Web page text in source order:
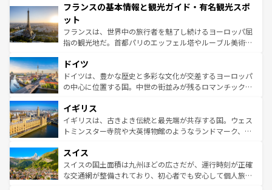
ませてくれるイタリアで、忘れられない旅をしてみよう！
なお、新着のイタリア情報は
しい。
文化が根付くこの国では、情熱的なフラメンコ、熱気あふ
れる闘牛、そして美味しいタパスが生活の一部となってい
る。首都マドリードの洗練された雰囲気や、バルセロナの
アートに溢れた街角から、地方では古代ローマ遺跡や中世
せる。地方によって風土や気候が異なるスペインはその個
性で訪れる人を魅了する。 なお、新着のスペイン情報は コ
ンテンツ一覧を参照してほしい。
フランスの基本情報と観光ガイド・有名観光スポ
ット
フランスは、世界中の旅行者を魅了し続けるヨーロッパ屈
指の観光地だ。首都パリのエッフェル塔やルーブル美術館
で、幅広い魅力が詰まっている。華麗な宮殿、歴史的な大
聖堂、美しいビーチ、そして豊かな自然が、訪れる者を心
から魅了する。また、フランスは美食の国としても知ら
いる。シャンパンの発祥地であるランス、プロヴァンスの
香り高いラベンダー畑など、多彩な楽しみ方が可能だ。さ
らに、パリ以外の地域にも魅力が溢れており、どの街角に
れる地方に足を運ぶとそれぞれで全く異なる文化を体験で
きるだろう。 なお、新着のフランス情報はコンテンツ一覧
を参照してほしい。
ドイツ
ドイツは、豊かな歴史と多彩な文化が交差するヨーロッパ
の中心に位置する国。中世の街並みが残るロマンチック街
顔を持つこの国は、どこを歩いても飽きることがない。ベ
ルリンの文化的活気、バイエルン州のアルプスの絶景、そ
してライン川沿いのワイン畑といった風景は必見。ビール
は、お酒好きな人にはぜひ体験してほしい。 なお、新着の
ドイツ情報はコンテンツ一覧を参照してほしい。
イギリス
イギリスは、古きよき伝統と最先端が共存する国。ウェス
トミンスター寺院や大英博物館のようなランドマーク、歴
リアごとに異なる魅力がある。また、優雅なアフタヌーン
ティー、ビール好きにはたまらない英国パブ、サッカー観
戦など、本場だからこそできる体験も豊富。イギリスを旅
スイス
スイスの国土面積は九州ほどの広さだが、運行時刻が正確
な交通網が整備されており、初心者でも安心して個人旅行